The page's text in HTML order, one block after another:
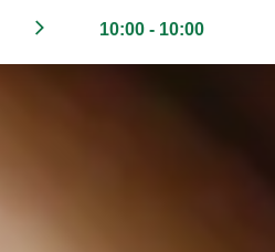
10:00 - 10:00